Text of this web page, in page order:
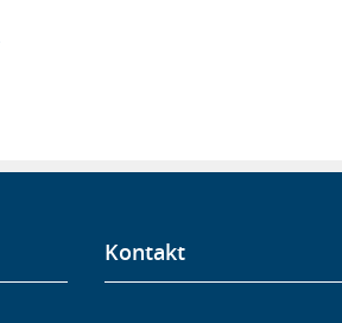
Kontakt